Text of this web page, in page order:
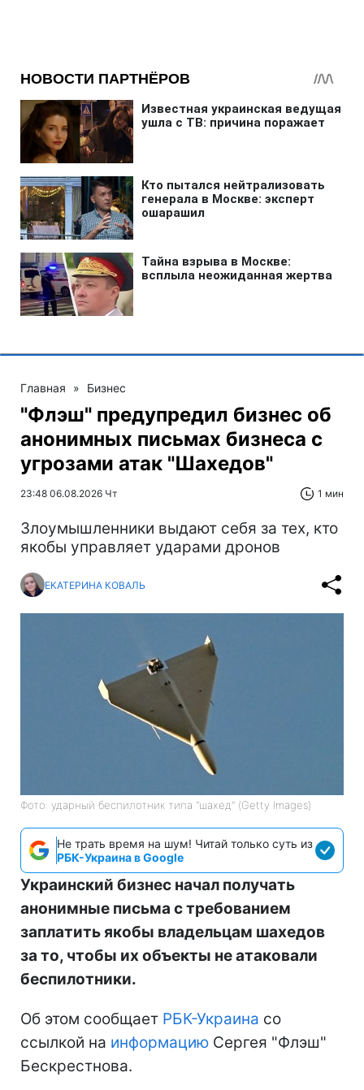
Главная » Бизнес
"Флэш" предупредил бизнес об
анонимных письмах бизнеса с
угрозами атак "Шахедов"
23:48 06.08.2026 Чт 1 мин
Злоумышленники выдают себя за тех, кто
якобы управляет ударами дронов
ЕКАТЕРИНА КОВАЛЬ
Фото: ударный беспилотник типа "шахед" (Getty Images)
Не трать время на шум! Читай только суть из
РБК-Украина в Google
Украинский бизнес начал получать
анонимные письма с требованием
заплатить якобы владельцам шахедов
за то, чтобы их объекты не атаковали
беспилотники.
Об этом сообщает РБК-Украина со
ссылкой на информацию Сергея "Флэш"
Бескрестнова.